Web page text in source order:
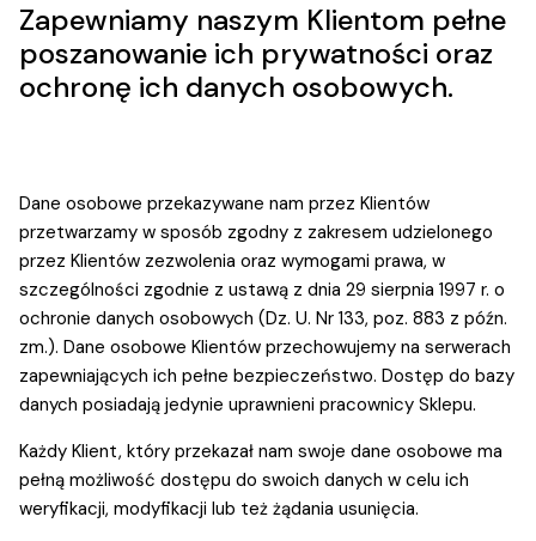
Zapewniamy naszym Klientom pełne
poszanowanie ich prywatności oraz
ochronę ich danych osobowych.
Dane osobowe przekazywane nam przez Klientów
przetwarzamy w sposób zgodny z zakresem udzielonego
przez Klientów zezwolenia oraz wymogami prawa, w
szczególności zgodnie z ustawą z dnia 29 sierpnia 1997 r. o
ochronie danych osobowych (Dz. U. Nr 133, poz. 883 z późn.
zm.). Dane osobowe Klientów przechowujemy na serwerach
zapewniających ich pełne bezpieczeństwo. Dostęp do bazy
danych posiadają jedynie uprawnieni pracownicy Sklepu.
Każdy Klient, który przekazał nam swoje dane osobowe ma
pełną możliwość dostępu do swoich danych w celu ich
weryfikacji, modyfikacji lub też żądania usunięcia.